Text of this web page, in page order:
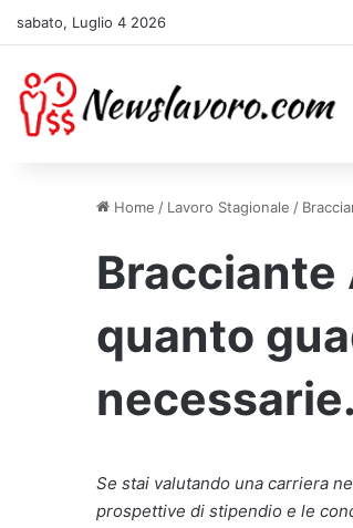
sabato, Luglio 4 2026
Home / Lavoro Stagionale /
Bracciante
quanto
necessarie.
Se stai valutando una carriera
prospettive di stipendio e le